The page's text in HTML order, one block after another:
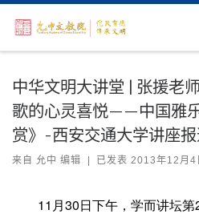
Skip to content
中华文明大讲堂 | 张援老
歌的心灵喜悦——中国雅
赏》-西安交通大学讲座
来自 允中 编辑 | 已发表 2013年12月4
11月30日下午，学而讲坛